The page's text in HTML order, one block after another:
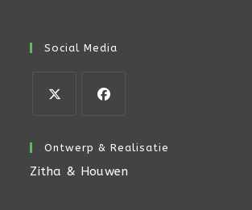
Social Media
in
een
in
een
Ontwerp & Realisatie
Zitha & Houwen